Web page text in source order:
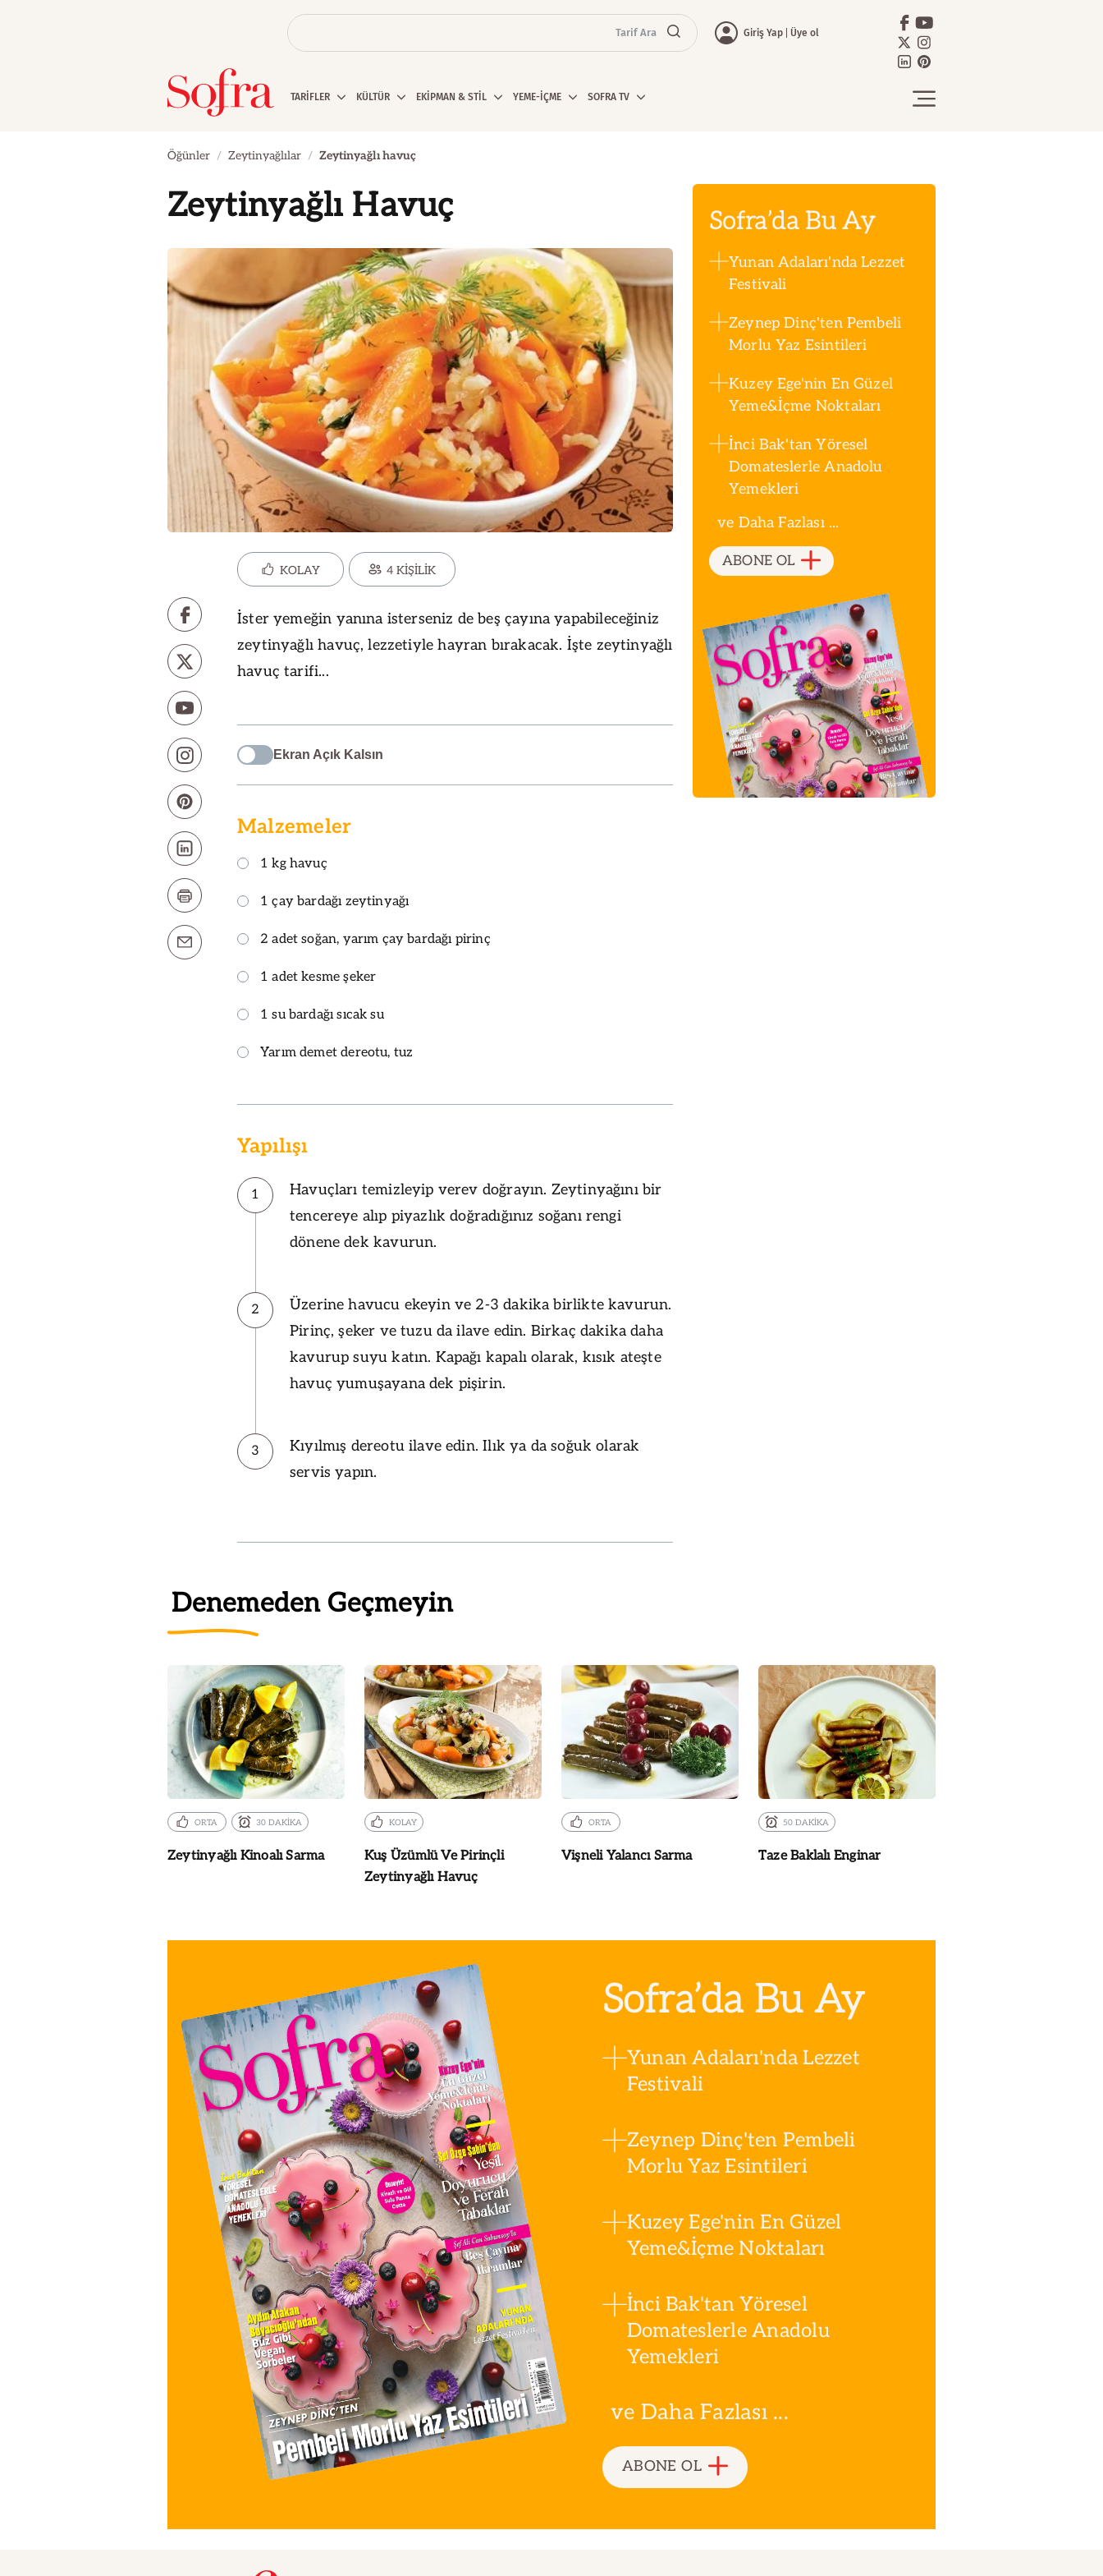
Tarif Ara Giriş Yap Üye ol
TARİFLER KÜLTÜR EKİPMAN & STİL YEME-İÇME SOFRA TV
Öğünler Zeytinyağlılar Zeytinyağlı havuç
Zeytinyağlı Havuç
KOLAY 4 KİŞİLİK
İster yemeğin yanına isterseniz de beş çayına yapabileceğiniz
zeytinyağlı havuç, lezzetiyle hayran bırakacak. İşte zeytinyağlı
havuç tarifi...
Ekran Açık Kalsın
Malzemeler
1 kg havuç
1 çay bardağı zeytinyağı
2 adet soğan, yarım çay bardağı pirinç
1 adet kesme şeker
1 su bardağı sıcak su
Yarım demet dereotu, tuz
Yapılışı
1
Havuçları temizleyip verev doğrayın. Zeytinyağını bir
tencereye alıp piyazlık doğradığınız soğanı rengi
dönene dek kavurun.
2
Üzerine havucu ekeyin ve 2-3 dakika birlikte kavurun.
Pirinç, şeker ve tuzu da ilave edin. Birkaç dakika daha
kavurup suyu katın. Kapağı kapalı olarak, kısık ateşte
havuç yumuşayana dek pişirin.
3
Kıyılmış dereotu ilave edin. Ilık ya da soğuk olarak
servis yapın.
Sofra’da Bu Ay
Yunan Adaları'nda Lezzet
Festivali
Zeynep Dinç'ten Pembeli
Morlu Yaz Esintileri
Kuzey Ege'nin En Güzel
Yeme&İçme Noktaları
İnci Bak'tan Yöresel
Domateslerle Anadolu
Yemekleri
ve Daha Fazlası ...
ABONE OL
Denemeden Geçmeyin
ORTA 30 DAKİKA
Zeytinyağlı Kinoalı Sarma
KOLAY
Kuş Üzümlü Ve Pirinçli
Zeytinyağlı Havuç
ORTA
Vişneli Yalancı Sarma
50 DAKİKA
Taze Baklalı Enginar
Sofra’da Bu Ay
Yunan Adaları'nda Lezzet
Festivali
Zeynep Dinç'ten Pembeli
Morlu Yaz Esintileri
Kuzey Ege'nin En Güzel
Yeme&İçme Noktaları
İnci Bak'tan Yöresel
Domateslerle Anadolu
Yemekleri
ve Daha Fazlası ...
ABONE OL